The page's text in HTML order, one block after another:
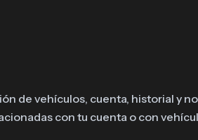
de vehículos, cuenta, historial y
con tu cuenta o con